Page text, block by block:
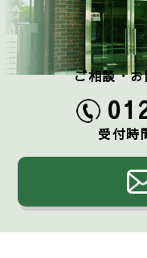
ご相談・
受付時